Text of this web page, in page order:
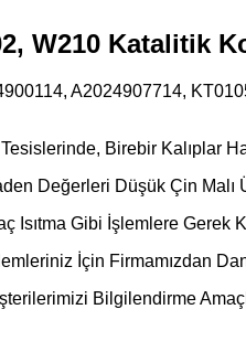
W210 Katalitik
A2024907714,
Birebir Kalıplar
Değerleri Düşük Çin
Isıtma Gibi İşlemlere Gerek
İçin Firmamızdan
Bilgilendirme